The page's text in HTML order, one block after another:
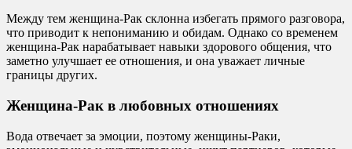
Между тем женщина-Рак склонна избегать прямого разговора,
что приводит к непониманию и обидам. Однако со временем
женщина-Рак нарабатывает навыки здорового общения, что
заметно улучшает ее отношения, и она уважает личные
границы других.
Женщина-Рак в любовных отношениях
Вода отвечает за эмоции, поэтому женщины-Раки,